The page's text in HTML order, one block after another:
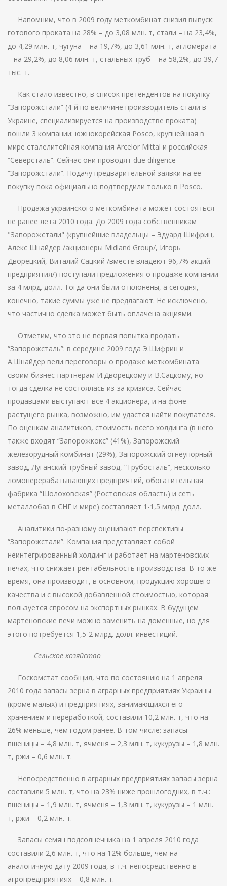
Напомним, что в 2009 году меткомбинат снизил выпуск:
готового проката на 28% – до 3,08 млн. т, стали – на 23,4%,
до 4,29 млн. т, чугуна – на 19,7%, до 3,61 млн. т, агломерата
– на 29,2%, до 8,06 млн. т, стальных труб – на 58,2%, до 39,7
тыс. т.
Как стало известно, в список претендентов на покупку
“Запорожстали” (4-й по величине производитель стали в
Украине, специализируется на производстве проката)
вошли 3 компании: южнокорейская Posco, крупнейшая в
мире сталелитейная компания Arcelor Mittal и российская
“Северсталь”. Сейчас они проводят due diligence
“Запорожстали”. Подачу предварительной заявки на её
покупку пока официально подтвердили только в Posco.
Продажа украинского меткомбината может состояться
не ранее лета 2010 года. До 2009 года собственникам
"Запорожстали" (крупнейшие владельцы – Эдуард Шифрин,
Алекс Шнайдер /акционеры Midland Group/, Игорь
Дворецкий, Виталий Сацкий /вместе владеют 96,7% акций
предприятия/) поступали предложения о продаже компании
за 4 млрд. долл. Тогда они были отклонены, а сегодня,
конечно, такие суммы уже не предлагают. Не исключено,
что частично сделка может быть оплачена акциями.
Отметим, что это не первая попытка продать
“Запорожсталь”: в середине 2009 года Э.Шифрин и
А.Шнайдер вели переговоры о продаже меткомбината
своим бизнес-партнёрам И.Дворецкому и В.Сацкому, но
тогда сделка не состоялась из-за кризиса. Сейчас
продавцами выступают все 4 акционера, и на фоне
растущего рынка, возможно, им удастся найти покупателя.
По оценкам аналитиков, стоимость всего холдинга (в него
также входят “Запорожкокс” (41%), Запорожский
железорудный комбинат (29%), Запорожский огнеупорный
завод, Луганский трубный завод, “Трубосталь”, несколько
ломоперерабатывающих предприятий, обогатительная
фабрика “Шолоховская” (Ростовская область) и сеть
металлобаз в СНГ и мире) составляет 1-1,5 млрд. долл.
Аналитики по-разному оценивают перспективы
“Запорожстали”. Компания представляет собой
неинтегрированный холдинг и работает на мартеновских
печах, что снижает рентабельность производства. В то же
время, она производит, в основном, продукцию хорошего
качества и с высокой добавленной стоимостью, которая
пользуется спросом на экспортных рынках. В будущем
мартеновские печи можно заменить на доменные, но для
этого потребуется 1,5-2 млрд. долл. инвестиций.
Сельское хозяйство
Госкомстат сообщил, что по состоянию на 1 апреля
2010 года запасы зерна в аграрных предприятиях Украины
(кроме малых) и предприятиях, занимающихся его
хранением и переработкой, составили 10,2 млн. т, что на
26% меньше, чем годом ранее. В том числе: запасы
пшеницы – 4,8 млн. т, ячменя – 2,3 млн. т, кукурузы – 1,8 млн.
т, ржи – 0,6 млн. т.
Непосредственно в аграрных предприятиях запасы зерна
составили 5 млн. т, что на 23% ниже прошлогодних, в т.ч.:
пшеницы – 1,9 млн. т, ячменя – 1,3 млн. т, кукурузы – 1 млн.
т, ржи – 0,2 млн. т.
Запасы семян подсолнечника на 1 апреля 2010 года
составили 2,6 млн. т, что на 12% больше, чем на
аналогичную дату 2009 года, в т.ч. непосредственно в
агропредприятиях – 0,8 млн. т.